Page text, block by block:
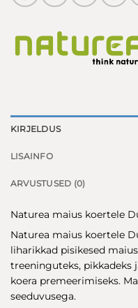
KIRJELDUS
LISAINFO
ARVUSTUSED (0)
Naturea maius koertele
Naturea maius koertele
liharikkad pisikesed
treeninguteks, pikkadeks
koera premeerimiseks.
seeduvusega.